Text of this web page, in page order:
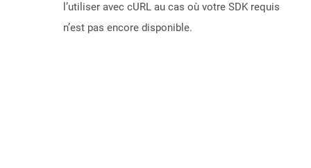
l’utiliser avec cURL au cas où votre SDK requis
n’est pas encore disponible.